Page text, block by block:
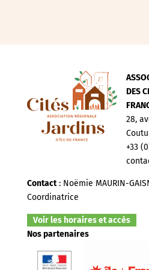
DES
28,
+33
Contact: Noëmie MAURIN-
Coordinatrice
Voir les horaires et accès
Nos partenaires